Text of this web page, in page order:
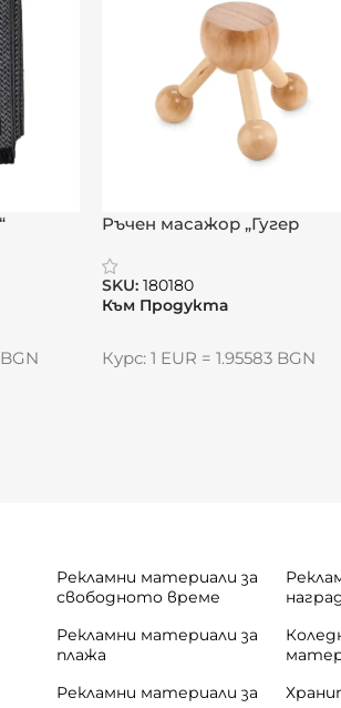
Ръчен масажор „Гугер
SKU:180180
Към Продукта
Курс: 1 EUR = 1.95583 BGN
Рекламни материали за
свободното време
Рекламни материали за
плажа
Рекламни материали за